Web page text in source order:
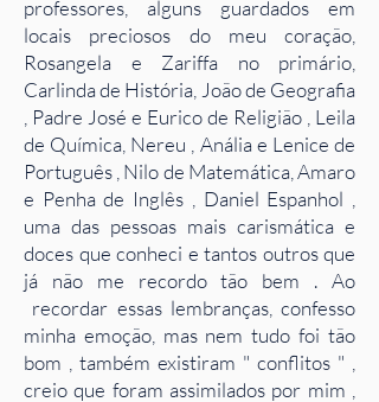
professores, alguns guardados em
locais preciosos do meu coração,
Rosangela e Zariffa no primário,
Carlinda de História, João de Geografia
, Padre José e Eurico de Religião , Leila
de Química, Nereu , Anália e Lenice de
Português , Nilo de Matemática, Amaro
e Penha de Inglês , Daniel Espanhol ,
uma das pessoas mais carismática e
doces que conheci e tantos outros que
já não me recordo tão bem . Ao
recordar essas lembranças, confesso
minha emoção, mas nem tudo foi tão
bom , também existiram " conflitos " ,
creio que foram assimilados por mim ,